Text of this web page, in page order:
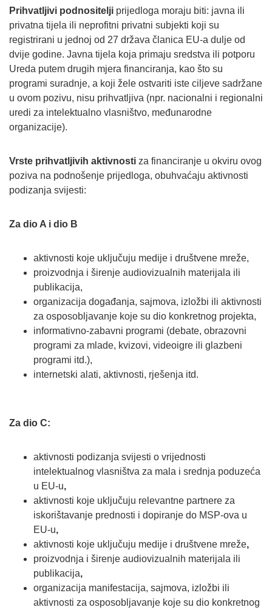
Prihvatljivi podnositelji prijedloga moraju biti: javna ili
privatna tijela ili neprofitni privatni subjekti koji su
registrirani u jednoj od 27 država članica EU-a dulje od
dvije godine. Javna tijela koja primaju sredstva ili potporu
Ureda putem drugih mjera financiranja, kao što su
programi suradnje, a koji žele ostvariti iste ciljeve sadržane
u ovom pozivu, nisu prihvatljiva (npr. nacionalni i regionalni
uredi za intelektualno vlasništvo, međunarodne
organizacije).
Vrste prihvatljivih aktivnosti za financiranje u okviru ovog
poziva na podnošenje prijedloga, obuhvaćaju aktivnosti
podizanja svijesti:
Za dio A i dio B
aktivnosti koje uključuju medije i društvene mreže,
proizvodnja i širenje audiovizualnih materijala ili
publikacija,
organizacija događanja, sajmova, izložbi ili aktivnosti
za osposobljavanje koje su dio konkretnog projekta,
informativno-zabavni programi (debate, obrazovni
programi za mlade, kvizovi, videoigre ili glazbeni
programi itd.),
internetski alati, aktivnosti, rješenja itd.
Za dio C:
aktivnosti podizanja svijesti o vrijednosti
intelektualnog vlasništva za mala i srednja poduzeća
u EU-u,
aktivnosti koje uključuju relevantne partnere za
iskorištavanje prednosti i dopiranje do MSP-ova u
EU-u,
aktivnosti koje uključuju medije i društvene mreže,
proizvodnja i širenje audiovizualnih materijala ili
publikacija,
organizacija manifestacija, sajmova, izložbi ili
aktivnosti za osposobljavanje koje su dio konkretnog